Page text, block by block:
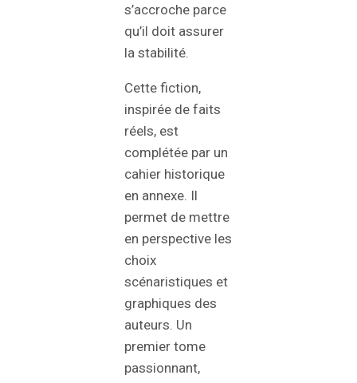
s’accroche parce
qu’il doit assurer
la stabilité.
Cette fiction,
inspirée de faits
réels, est
complétée par un
cahier historique
en annexe. Il
permet de mettre
en perspective les
choix
scénaristiques et
graphiques des
auteurs. Un
premier tome
passionnant,